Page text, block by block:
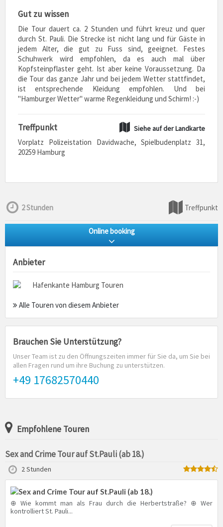
Gut zu wissen
Die Tour dauert ca. 2 Stunden und führt kreuz und quer
durch St. Pauli. Die Strecke ist nicht lang und für Gäste in
jedem Alter, die gut zu Fuss sind, geeignet. Festes
Schuhwerk wird empfohlen, da es auch mal über
Kopfsteinpflaster geht. Ist aber keine Voraussetzung. Da
die Tour das ganze Jahr und bei jedem Wetter stattfindet,
ist entsprechende Kleidung empfohlen. Und bei
"Hamburger Wetter" warme Regenkleidung und Schirm! :-)
Treffpunkt Siehe auf der Landkarte
Vorplatz Polizeistation Davidwache, Spielbudenplatz 31,
20259 Hamburg
2 Stunden Treffpunkt
Online booking
Anbieter
Hafenkante Hamburg Touren
Alle Touren von diesem Anbieter
Brauchen Sie Unterstützung?
Unser Team ist zu den Öffnungszeiten immer für Sie da, um Sie bei
allen Fragen rund um ihre Buchung zu unterstützen.
+49 17682570440
Empfohlene Touren
Sex and Crime Tour auf St.Pauli (ab 18.)
2 Stunden
⊕ Wie kommt man als Frau durch die Herbertstraße? ⊕ Wer
kontrolliert St. Pauli...